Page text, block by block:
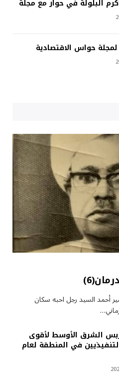
البلولة في حوار مع مجلة
حواس الاقتصادية
وقصص امدرمان(6) أمير أحمد السيد رجل احبه سكان
الشرق الأوسط لأقوى
في المنطقة لعام